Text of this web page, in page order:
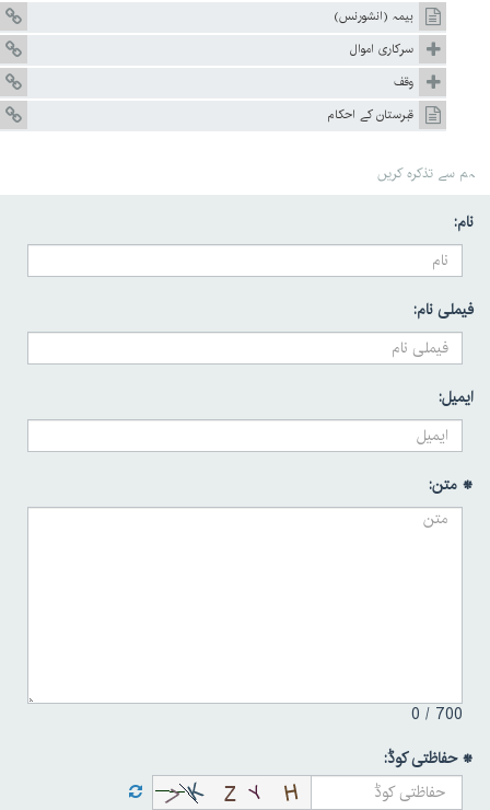
بیمہ (انشورنس)
سرکاری اموال
وقف
قبرستان کے احکام
ہم سے تذکرہ کریں
نام:
فیملی نام:
ایمیل:
* متن:
700 /
0
* حفاظتی کوڈ: